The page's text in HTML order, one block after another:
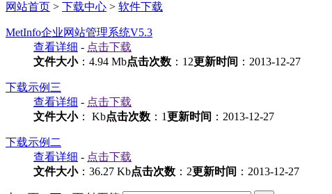
网站首页 > 下载中心 > 软件下载
MetInfo企业网站管理系统V5.3
查看详细 - 点击下载
文件大小：4.94 Mb点击次数 ：12更新时间 ：2013-12-27
下载示例三
查看详细 - 点击下载
文件大小： Kb点击次数 ：1更新时间 ：2013-12-27
下载示例二
查看详细 - 点击下载
文件大小：36.27 Kb点击次数 ：2更新时间 ：2013-12-27